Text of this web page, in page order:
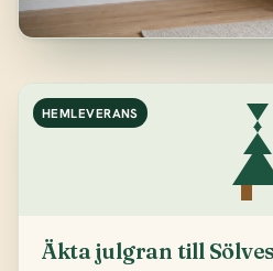
HEMLEVERANS
Äkta julgran till